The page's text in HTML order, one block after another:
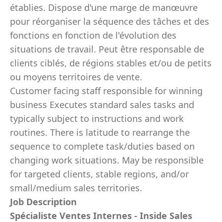
établies. Dispose d'une marge de manœuvre
pour réorganiser la séquence des tâches et des
fonctions en fonction de l'évolution des
situations de travail. Peut être responsable de
clients ciblés, de régions stables et/ou de petits
ou moyens territoires de vente.
Customer facing staff responsible for winning
business Executes standard sales tasks and
typically subject to instructions and work
routines. There is latitude to rearrange the
sequence to complete task/duties based on
changing work situations. May be responsible
for targeted clients, stable regions, and/or
small/medium sales territories.
Job Description
Spécialiste Ventes Internes - Inside Sales